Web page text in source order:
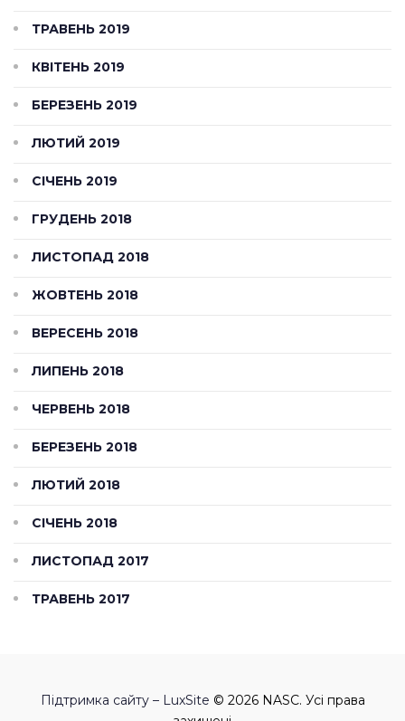
ТРАВЕНЬ 2019
КВІТЕНЬ 2019
БЕРЕЗЕНЬ 2019
ЛЮТИЙ 2019
СІЧЕНЬ 2019
ГРУДЕНЬ 2018
ЛИСТОПАД 2018
ЖОВТЕНЬ 2018
ВЕРЕСЕНЬ 2018
ЛИПЕНЬ 2018
ЧЕРВЕНЬ 2018
БЕРЕЗЕНЬ 2018
ЛЮТИЙ 2018
СІЧЕНЬ 2018
ЛИСТОПАД 2017
ТРАВЕНЬ 2017
Підтримка сайту – LuxSite © 2026 NASC. Усі права